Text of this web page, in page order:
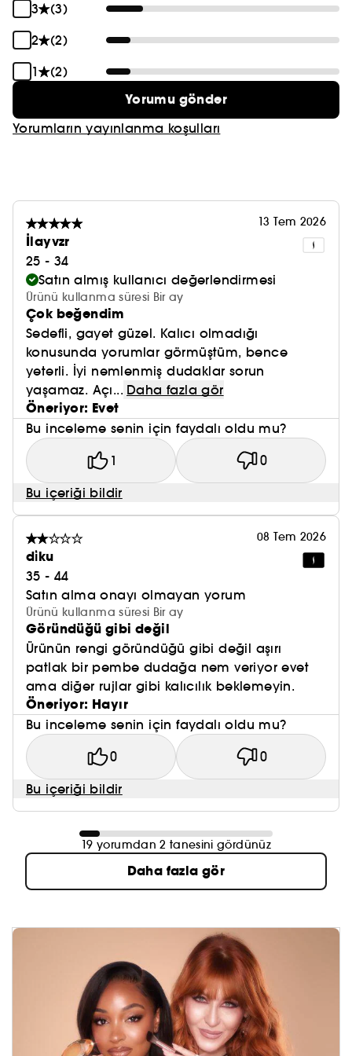
TONLAR:
Love Talk: Ahududu kırmızısı
ONU BÜYÜLÜ YAPAN NEDİR?
- Nemlendirici kaşmir krem dokusu
- Yoğun renkli mat bitiş
- Yağların, trigliseritlerin ve mumların karışımı, 10
*33 kişi üzerinde test edilmiştir
3
(3)
2
(2)
1
(2)
Yorumu gönder
Yorumların yayınlanma koşulları
13 Tem 2026
İlayvzr
25 - 34
Satın almış kullanıcı değerlendirmesi
Ürünü kullanma süresi Bir ay
Çok beğendim
Sedefli, gayet güzel. Kalıcı olmadığı
konusunda yorumlar görmüştüm, bence
yeterli. İyi nemlenmiş dudaklar sorun
yaşamaz. Açı... Daha fazla gör
Öneriyor: Evet
Bu inceleme senin için faydalı oldu mu?
1 0
Bu içeriği bildir
08 Tem 2026
di̇ku
35 - 44
Satın alma onayı olmayan yorum
Ürünü kullanma süresi Bir ay
Göründüğü gibi değil
Ürünün rengi göründüğü gibi değil aşırı
patlak bir pembe dudağa nem veriyor evet
ama diğer rujlar gibi kalıcılık beklemeyin.
Öneriyor: Hayır
Bu inceleme senin için faydalı oldu mu?
0 0
Bu içeriği bildir
19 yorumdan 2 tanesini gördünüz
Daha fazla gör